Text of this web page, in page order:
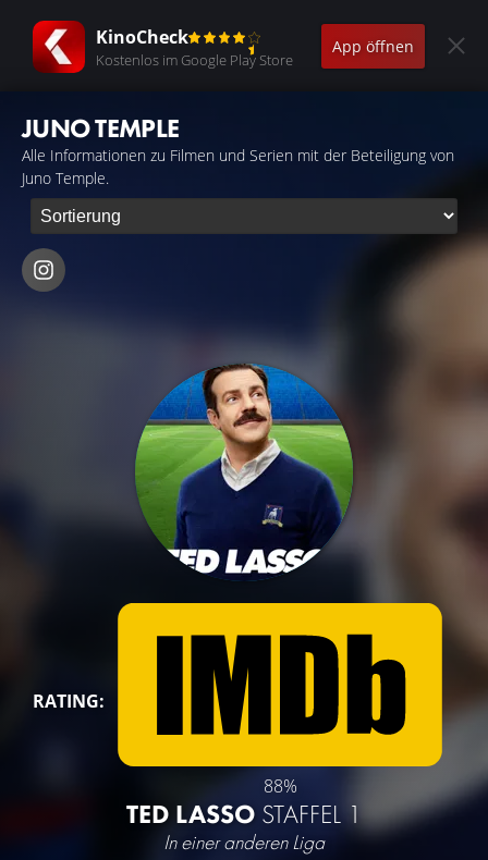
KinoCheck
Kostenlos im Google Play Store
App öffnen
JUNO TEMPLE
Alle Informationen zu Filmen und Serien mit der Beteiligung von
Juno Temple.
RATING:
88%
TED LASSO STAFFEL 1
In einer anderen Liga